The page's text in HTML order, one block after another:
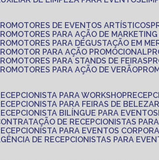
PROMOTORES DE EVENTOS ARTÍSTICOS
PROMOTORES PARA AÇÃO DE
PROMOTORES PARA DEGUSTAÇÃO EM
PROMOTOR PARA AÇÃO PROMOCIONAL
PROMOTORES PARA STANDS DE FEIRAS
PROMOTORES PARA AÇÃO DE VERÃO
RECEPCIONISTA PARA WORKSHOP
RECEPCIONISTA PARA FEIRAS DE BELEZA
RECEPCIONISTA BILÍNGUE PARA EVENTOS
CONTRATAÇÃO DE RECEPCIONISTAS
RECEPCIONISTA PARA EVENTOS
AGÊNCIA DE RECEPCIONISTAS PARA